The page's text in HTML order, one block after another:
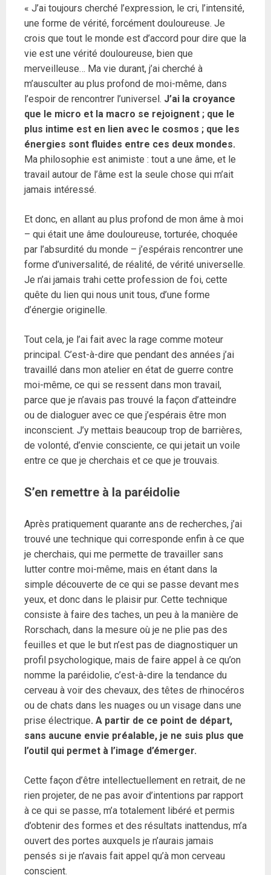
« J’ai toujours cherché l’expression, le cri, l’intensité,
une forme de vérité, forcément douloureuse. Je
crois que tout le monde est d’accord pour dire que la
vie est une vérité douloureuse, bien que
merveilleuse… Ma vie durant, j’ai cherché à
m’ausculter au plus profond de moi-même, dans
l’espoir de rencontrer l’universel. J’ai la croyance
que le micro et la macro se rejoignent ; que le
plus intime est en lien avec le cosmos ; que les
énergies sont fluides entre ces deux mondes.
Ma philosophie est animiste : tout a une âme, et le
travail autour de l’âme est la seule chose qui m’ait
jamais intéressé.
Et donc, en allant au plus profond de mon âme à moi
– qui était une âme douloureuse, torturée, choquée
par l’absurdité du monde – j’espérais rencontrer une
forme d’universalité, de réalité, de vérité universelle.
Je n’ai jamais trahi cette profession de foi, cette
quête du lien qui nous unit tous, d’une forme
d’énergie originelle.
Tout cela, je l’ai fait avec la rage comme moteur
principal. C’est-à-dire que pendant des années j’ai
travaillé dans mon atelier en état de guerre contre
moi-même, ce qui se ressent dans mon travail,
parce que je n’avais pas trouvé la façon d’atteindre
ou de dialoguer avec ce que j’espérais être mon
inconscient. J’y mettais beaucoup trop de barrières,
de volonté, d’envie consciente, ce qui jetait un voile
entre ce que je cherchais et ce que je trouvais.
S’en remettre à la paréidolie
Après pratiquement quarante ans de recherches, j’ai
trouvé une technique qui corresponde enfin à ce que
je cherchais, qui me permette de travailler sans
lutter contre moi-même, mais en étant dans la
simple découverte de ce qui se passe devant mes
yeux, et donc dans le plaisir pur. Cette technique
consiste à faire des taches, un peu à la manière de
Rorschach, dans la mesure où je ne plie pas des
feuilles et que le but n’est pas de diagnostiquer un
profil psychologique, mais de faire appel à ce qu’on
nomme la paréidolie, c’est-à-dire la tendance du
cerveau à voir des chevaux, des têtes de rhinocéros
ou de chats dans les nuages ou un visage dans une
prise électrique. A partir de ce point de départ,
sans aucune envie préalable, je ne suis plus que
l’outil qui permet à l’image d’émerger.
Cette façon d’être intellectuellement en retrait, de ne
rien projeter, de ne pas avoir d’intentions par rapport
à ce qui se passe, m’a totalement libéré et permis
d’obtenir des formes et des résultats inattendus, m’a
ouvert des portes auxquels je n’aurais jamais
pensés si je n’avais fait appel qu’à mon cerveau
conscient.